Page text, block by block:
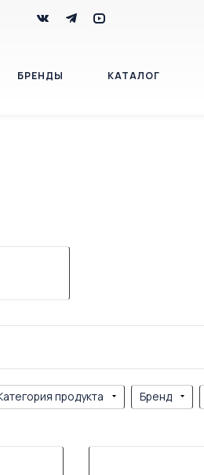
БРЕНДЫ КАТАЛОГ
продукта Бренд